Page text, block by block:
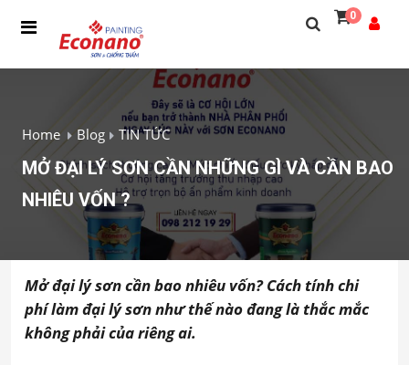
0
Home Blog TIN TỨC
MỞ ĐẠI LÝ SƠN CẦN NHỮNG GÌ VÀ CẦN BAO
NHIÊU VỐN ?
Mở đại lý sơn cần bao nhiêu vốn? Cách tính chi
phí làm đại lý sơn như thế nào đang là thắc mắc
không phải của riêng ai.